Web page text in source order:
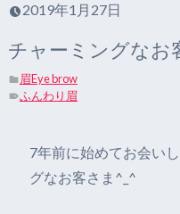
2019年1月27日
チャーミングなお
眉Eye brow
ふんわり眉
7年前に始めてお会い
グなお客さま^_^